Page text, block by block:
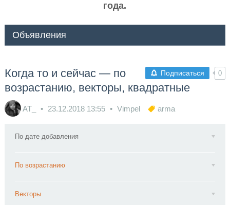
года.
Объявления
Подписаться 0
Когда то и сейчас — по
возрастанию, векторы, квадратные
AT_ 23.12.2018 13:55 Vimpel arma
По дате добавления
По возрастанию
Векторы